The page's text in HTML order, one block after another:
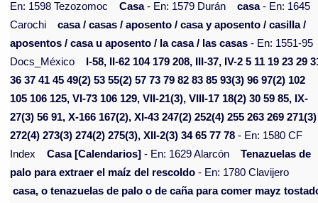
En: 1598 Tezozomoc
Casa- En: 1579 Durán casa- En: 1645
Carochi
casa / casas / aposento / casa y aposento / casilla /
aposentos / casa u aposento / la casa / las casas - En: 1551-95
Docs_México
I-58, II-62 104 179 208, III-37, IV-2 5 11 19 23 29
36 37 41 45 49(2) 53 55(2) 57 73 79 82 83 85 93(3) 96 97(2) 102
105 106 125, VI-73 106 129, VII-21(3), VIII-17 18(2) 30 59 85, IX-
27(3) 56 91, X-166 167(2), XI-43 247(2) 252(4) 255 263 269 271(3)
272(4) 273(3) 274(2) 275(3), XII-2(3) 34 65 77 78 - En: 1580 CF
Index
Casa [Calendarios] - En: 1629 Alarcón
Tenazuelas de
palo para extraer el maíz del rescoldo - En: 1780 Clavijero
casa, o tenazuelas de palo o de caña para comer mayz